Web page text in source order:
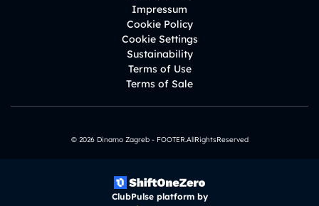
Impressum
Cookie Policy
Cookie Settings
Sustainability
Terms of Use
Terms of Sale
© 2026 Dinamo Zagreb - FOOTER.AllRightsReserved
ClubPulse platform by